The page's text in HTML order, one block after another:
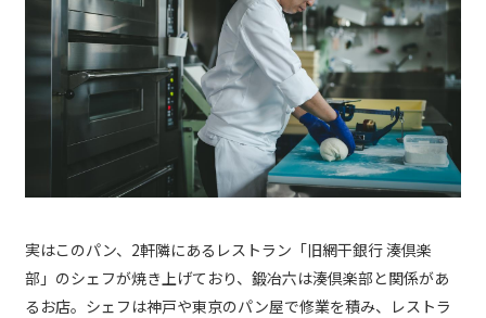
実はこのパン、2軒隣にあるレストラン「旧網干銀行 湊倶楽
部」のシェフが焼き上げており、鍛冶六は湊倶楽部と関係があ
るお店。シェフは神戸や東京のパン屋で修業を積み、レストラ